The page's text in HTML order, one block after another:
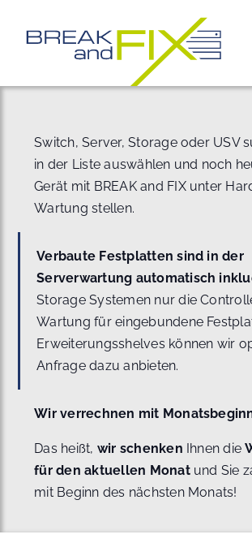
springen
Switch, Server, Storage oder USV
in der Liste auswählen und noch
Gerät mit BREAK and FIX unter
Wartung stellen.
Verbaute Festplatten sind in der
Serverwartung automatisch
Storage Systemen nur die
Wartung für eingebundene
Erweiterungsshelves können wir
Anfrage dazu anbieten.
Wir verrechnen mit
Das heißt, wir schenken Ihnen die
für den aktuellen Monat und Sie
mit Beginn des nächsten Monats!